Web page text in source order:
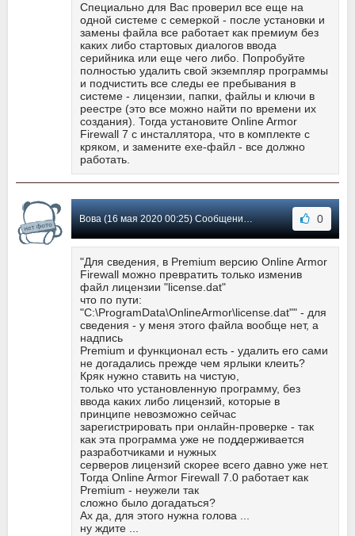
Специально для Вас проверил все еще на
одной системе с семеркой - после установки и
замены файла все работает как премиум без
каких либо стартовых диалогов ввода
серийника или еще чего либо. Попробуйте
полностью удалить свой экземпляр программы
и подчистить все следы ее пребывания в
системе - лицензии, папки, файлы и ключи в
реестре (это все можно найти по времени их
создания). Тогда установите Online Armor
Firewall 7 с инсталлятора, что в комплекте с
кряком, и замените ехе-файл - все должно
работать.
Вова (16 мая 2020 00:25) Сообщение #98 0
"Для сведения, в Premium версию Online Armor
Firewall можно превратить только изменив
файл лицензии "license.dat"
что по пути:
"C:\ProgramData\OnlineArmor\license.dat"" - для
сведения - у меня этого файла вообще нет, а
надпись
Premium и функционал есть - удалить его сами
не догадались прежде чем ярлыки клеить?
Кряк нужно ставить на чистую,
только что установленную программу, без
ввода каких либо лицензий, которые в
принципе невозможно сейчас
зарегистрировать при онлайн-проверке - так
как эта программа уже не поддерживается
разработчиками и нужных
серверов лицензий скорее всего давно уже нет.
Тогда Online Armor Firewall 7.0 работает как
Premium - неужели так
сложно было догадаться?
Ах да, для этого нужна голова ...
ну ждите ...